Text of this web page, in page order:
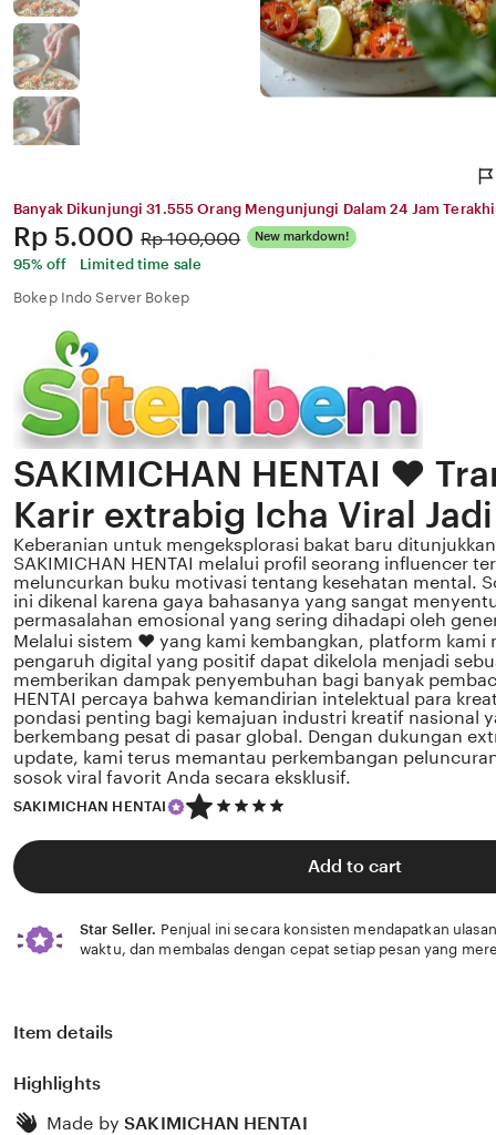
Banyak Dikunjungi 31.555 Orang Mengunjungi Dalam 24 Jam
Price:
Rp 5.000 Original
Price:
Rp 100,000 New markdown!
95% off
Limited time sale
Bokep Indo Server Bokep
SAKIMICHAN HENTAI ❤️
Karir extrabig Icha Viral
Keberanian untuk mengeksplorasi bakat baru
SAKIMICHAN HENTAI melalui profil seorang influencer
meluncurkan buku motivasi tentang kesehatan mental.
ini dikenal karena gaya bahasanya yang sangat
permasalahan emosional yang sering dihadapi oleh
Melalui sistem ❤️ yang kami kembangkan, platform kami
pengaruh digital yang positif dapat dikelola menjadi
memberikan dampak penyembuhan bagi banyak
HENTAI percaya bahwa kemandirian intelektual para
pondasi penting bagi kemajuan industri kreatif nasional
berkembang pesat di pasar global. Dengan dukungan
update, kami terus memantau perkembangan
sosok viral favorit Anda secara eksklusif.
SAKIMICHAN HENTAI
5
out
of
Add to cart
Star Seller. Penjual ini secara konsisten mendapatkan
waktu, dan membalas dengan cepat setiap pesan yang
Item details
Highlights
Made bySAKIMICHAN HENTAI